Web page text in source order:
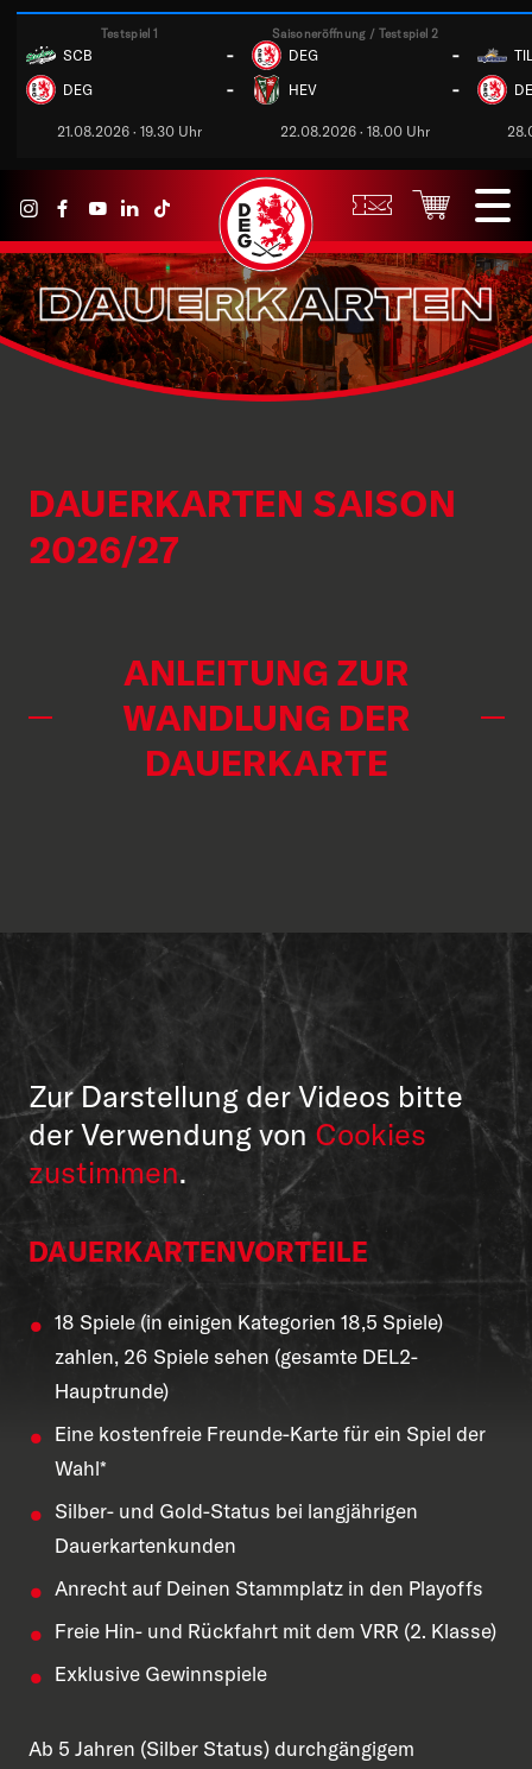
Testspiel 1
SCB -
DEG -
21.08.2026 · 19.30 Uhr
Saisoneröffnung / Testspiel 2
DEG -
HEV -
22.08.2026 · 18.00 Uhr
TIL
DAUERKARTEN SAISON
2026/27
ANLEITUNG ZUR
WANDLUNG DER
DAUERKARTE
Zur Darstellung der Videos bitte
der Verwendung von Cookies
zustimmen.
DAUERKARTENVORTEILE
18 Spiele (in einigen Kategorien 18,5 Spiele)
zahlen, 26 Spiele sehen (gesamte DEL2-
Hauptrunde)
Eine kostenfreie Freunde-Karte für ein Spiel der
Wahl*
Silber- und Gold-Status bei langjährigen
Dauerkartenkunden
Anrecht auf Deinen Stammplatz in den Playoffs
Freie Hin- und Rückfahrt mit dem VRR (2. Klasse)
Exklusive Gewinnspiele
Ab 5 Jahren (Silber Status) durchgängigem